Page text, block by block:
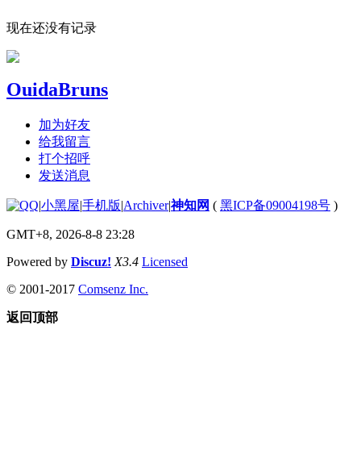
现在还没有记录
OuidaBruns
加为好友
给我留言
打个招呼
发送消息
|小黑屋|手机版|Archiver|神知网 ( 黑ICP备09004198号 )
GMT+8, 2026-8-8 23:28
Powered by Discuz! X3.4 Licensed
© 2001-2017 Comsenz Inc.
返回顶部